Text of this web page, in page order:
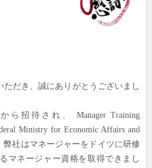
だき、誠にありがとうございまし
招待され、 Manager Training
Ministry for Economic Affairs and
社はマネージャーをドイツに研修
マネージャー資格を取得できまし